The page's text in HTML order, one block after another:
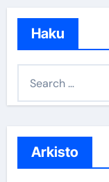
Haku
h
Arkisto